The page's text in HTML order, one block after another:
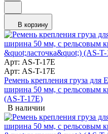
В корзину
Арт: AS-T-17E
Арт: AS-T-17E
Ремень крепления груза
ширина 50 мм, с рельсовым
(AS-T-17E)
В наличии